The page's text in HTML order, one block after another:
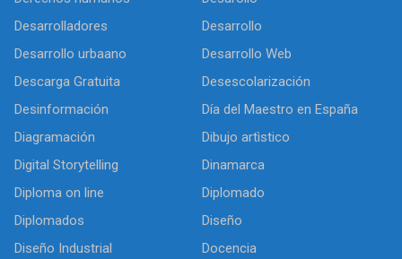
Desarrolladores
Desarrollo
Desarrollo urbaano
Desarrollo Web
Descarga Gratuita
Desescolarización
Desinformación
Día del Maestro en España
Diagramación
Dibujo artìstico
Digital Storytelling
Dinamarca
Diploma on line
Diplomado
Diplomados
Diseño
Diseño Industrial
Docencia